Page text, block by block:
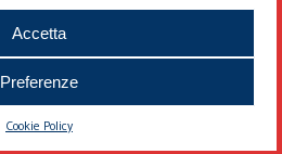
Accetta
Preferenze
Cookie Policy
EDDYBURG